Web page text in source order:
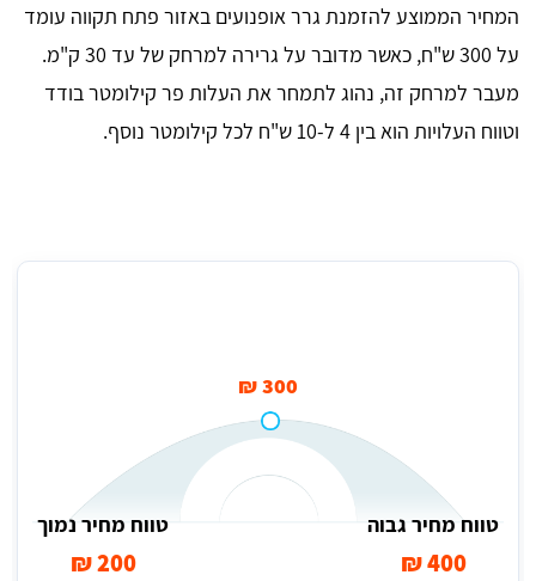
המחיר הממוצע להזמנת גרר אופנועים באזור פתח תקווה עומד
על 300 ש"ח, כאשר מדובר על גרירה למרחק של עד 30 ק"מ.
מעבר למרחק זה, נהוג לתמחר את העלות פר קילומטר בודד
וטווח העלויות הוא בין 4 ל-10 ש"ח לכל קילומטר נוסף.
300 ₪
טווח מחיר גבוה
400 ₪
טווח מחיר נמוך
200 ₪